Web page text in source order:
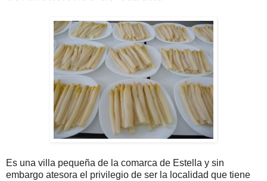
Es una villa pequeña de la comarca de Estella y sin
embargo atesora el privilegio de ser la localidad que tiene